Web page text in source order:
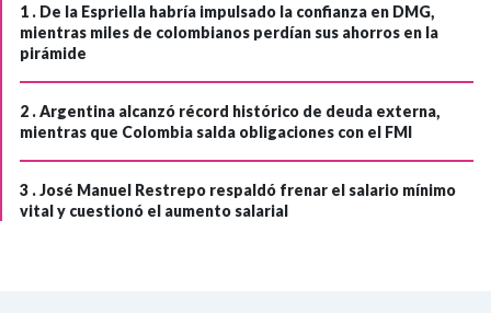
1 . De la Espriella habría impulsado la confianza en DMG,
mientras miles de colombianos perdían sus ahorros en la
pirámide
2 .Argentina alcanzó récord histórico de deuda externa,
mientras que Colombia salda obligaciones con el FMI
3 .José Manuel Restrepo respaldó frenar el salario mínimo
vital y cuestionó el aumento salarial